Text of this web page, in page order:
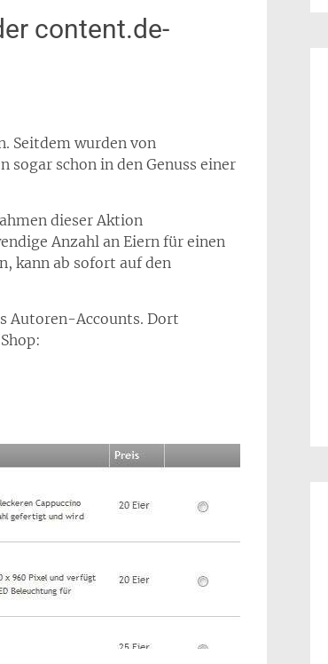
content.de-
Seitdem wurden von
sogar schon in den Genuss einer
dieser Aktion
Anzahl an Eiern für einen
kann ab sofort auf den
Autoren-Accounts. Dort